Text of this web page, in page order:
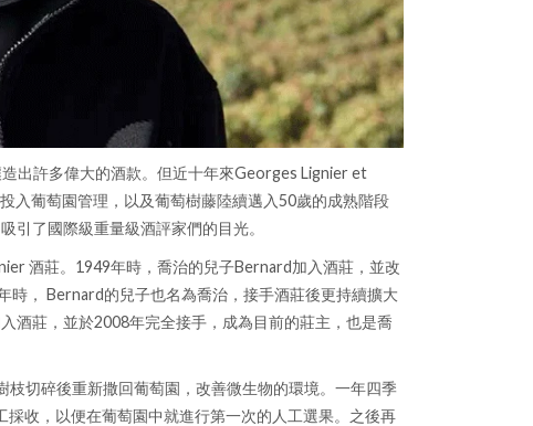
出許多偉大的酒款。但近十年來Georges Lignier et
入葡萄園管理，以及葡萄樹藤陸續邁入50歲的成熟階段
了國際級重量級酒評家們的目光。
酒莊。1949年時，喬治的兒子Bernard加入酒莊，並改
， Bernard的兒子也名為喬治，接手酒莊後更持續擴大
酒莊，並於2008年完全接手，成為目前的莊主，也是喬
切碎後重新撒回葡萄園，改善微生物的環境。一年四季
收，以便在葡萄園中就進行第一次的人工選果。之後再